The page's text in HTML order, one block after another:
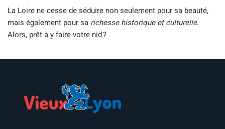
La Loire ne cesse de séduire non seulement pour sa beauté,
mais également pour sa richesse historique et culturelle.
Alors, prêt à y faire votre nid ?